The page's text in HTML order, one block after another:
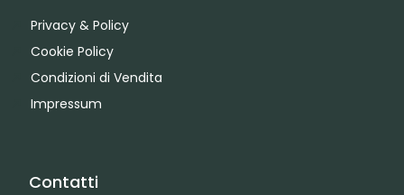
Privacy & Policy
Cookie Policy
Condizioni di Vendita
Impressum
Contatti